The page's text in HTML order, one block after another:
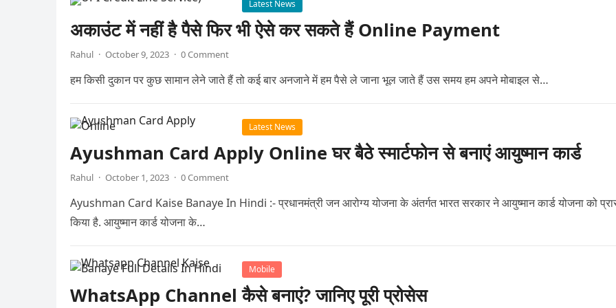
Latest News
अकाउंट में नहीं है पैसे फिर भी ऐसे कर सकते हैं Online Payment
Rahul · October 9, 2023 · 0 Comment
हम किसी दुकान पर कुछ सामान लेने जाते हैं तो कई बार अनजाने में हम पैसे ले जाना भूल जाते हैं उस समय हम अपने मोबाइल से…
Latest News
Ayushman Card Apply Online घर बैठे स्मार्टफोन से बनाएं आयुष्मान कार्ड
Rahul · October 1, 2023 · 0 Comment
Ayushman Card Kaise Banaye In Hindi :- प्रधानमंत्री जन आरोग्य योजना के अंतर्गत भारत सरकार ने आयुष्मान कार्ड योजना को
किया है. आयुष्मान कार्ड योजना के…
Mobile
WhatsApp Channel कैसे बनाएं? जानिए पूरी प्रोसेस